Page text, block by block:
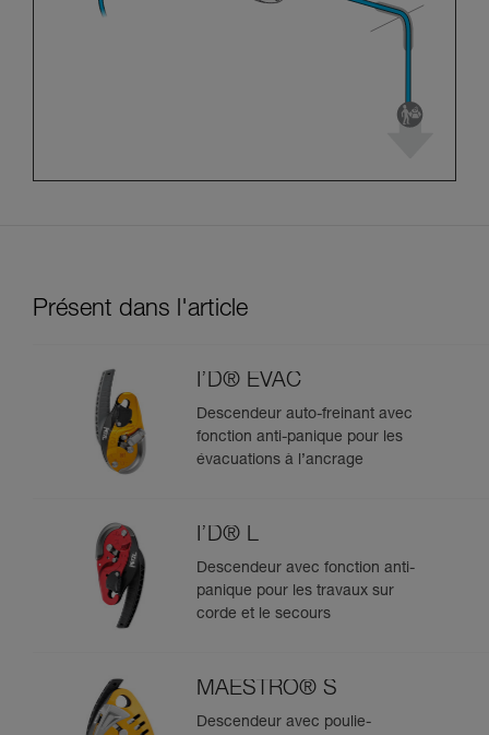
Présent dans l'article
I’D® EVAC
Descendeur auto-freinant avec
fonction anti-panique pour les
évacuations à l’ancrage
I’D® L
Descendeur avec fonction anti-
panique pour les travaux sur
corde et le secours
MAESTRO® S
Descendeur avec poulie-